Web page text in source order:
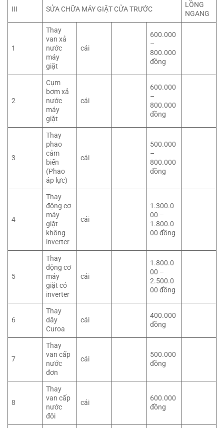
III SỬA CHỮA MÁY GIẶT CỬA TRƯỚC
LỒNG
NGANG
1
Thay
van xả
nước
máy
giặt
cái
600.000
–
800.000
đồng
2
Cụm
bơm xả
nước
máy
giặt
cái
600.000
–
800.000
đồng
3
Thay
phao
cảm
biến
(Phao
áp lực)
cái
500.000
–
800.000
đồng
4
Thay
động cơ
máy
giặt
không
inverter
cái
1.300.0
00 –
1.800.0
00 đồng
5
Thay
động cơ
máy
giặt có
inverter
cái
1.800.0
00 –
2.500.0
00 đồng
6
Thay
dây
Curoa
cái
400.000
đồng
7
Thay
van cấp
nước
đơn
cái
500.000
đồng
8
Thay
van cấp
nước
đôi
cái
600.000
đồng